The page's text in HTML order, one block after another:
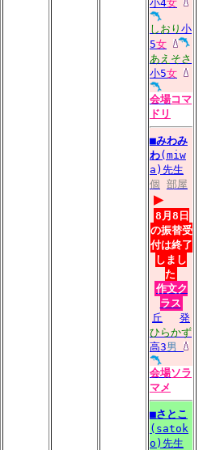
小4女
しおり 小
5女
あえそさ
小5女
会場コマ
ドリ
■みわみ
わ(miw
a)先生
個 部屋
▶
8月8日
の振替受
付は終了
しまし
た
作文ク
ラス
丘
発
ひらかず
高3男
会場ソラ
マメ
■さとこ
(satok
o)先生